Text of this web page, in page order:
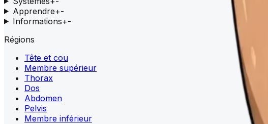
Apprendre+-
Informations+-
Régions
Tête et cou
Membre supérieur
Thorax
Dos
Abdomen
Pelvis
Membre inférieur